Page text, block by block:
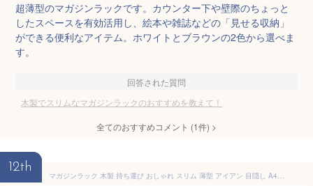
超薄型のマガジンラックです。カウンター下や壁際のちょっと
したスペースを有効活用し、絵本や雑誌などの「見せる収納」
ができる便利なアイテム。ホワイトとブラウンの2色から選べま
す。
回答された質問
木製でスリムなマガジンラックのおすすめを教えて！
全てのおすすめコメント (1件) >
12th
マガジンラック 木製 持ち運び おしゃれ スリム 薄型 アイアン 目隠し A4 書類 新聞 雑誌 収納 スタンド ボックス 絵本 楽譜 木箱 リビング 床置き 置き型 ゴミ箱 スリッパ入れ かご 天然木 ウッド 無垢材 コンパクト 取っ手 持ち手 シーシャムフリーボックス